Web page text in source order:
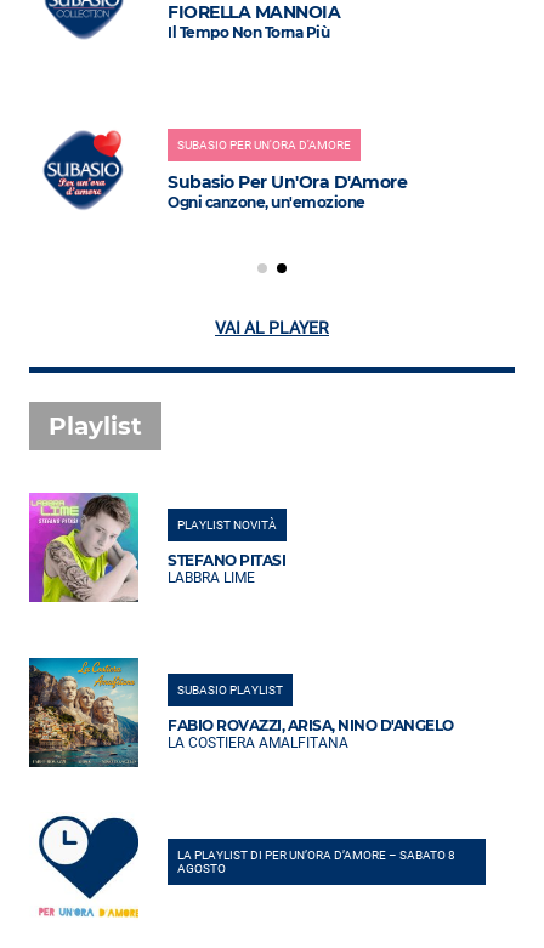
FIORELLA MANNOIA
Il Tempo Non Torna Più
SUBASIO PER UN'ORA D'AMORE
Subasio Per Un'Ora D'Amore
Ogni canzone, un'emozione
VAI AL PLAYER
Playlist
PLAYLIST NOVITÀ
STEFANO PITASI
LABBRA LIME
SUBASIO PLAYLIST
FABIO ROVAZZI, ARISA, NINO D'ANGELO
LA COSTIERA AMALFITANA
LA PLAYLIST DI PER UN’ORA D’AMORE – SABATO 8
AGOSTO